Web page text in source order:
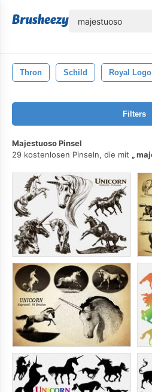
Thron Schild Royal Logo
Filters
Majestuoso Pinsel
29 kostenlosen Pinseln, die mit